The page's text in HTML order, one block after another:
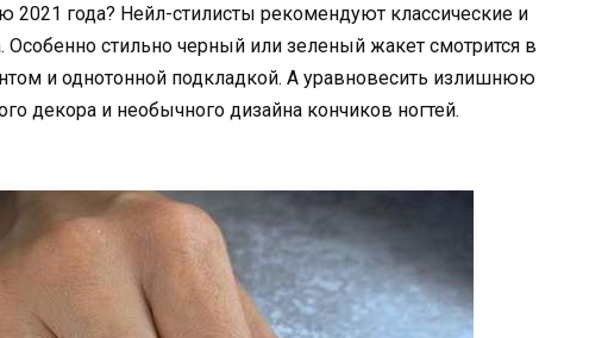
2021 года? Нейл-стилисты рекомендуют классические и
стильно черный или зеленый жакет смотрится в
и однотонной подкладкой. А уравновесить излишнюю
декора и необычного дизайна кончиков ногтей.